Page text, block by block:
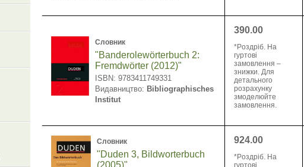
Словник
"Banderolewörterbuch 2:
Fremdwörter (2012)"
ISBN: 9783411749331
Видавництво: Bibliographisches
Institut
390.00
*Pоздріб. На
гуртові
замовлення –
знижки. Для
детального
розрахунку
змоделюйте
замовлення.
Словник
"Duden 3, Bildworterbuch
(2005)"
924.00
*Pоздріб. На
гуртові